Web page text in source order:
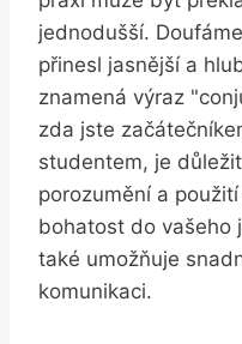
jednodušší.
přinesl jasnější a
znamená výraz
zda jste
studentem, je
porozumění a
bohatost do vašeho
také umožňuje
komunikaci.